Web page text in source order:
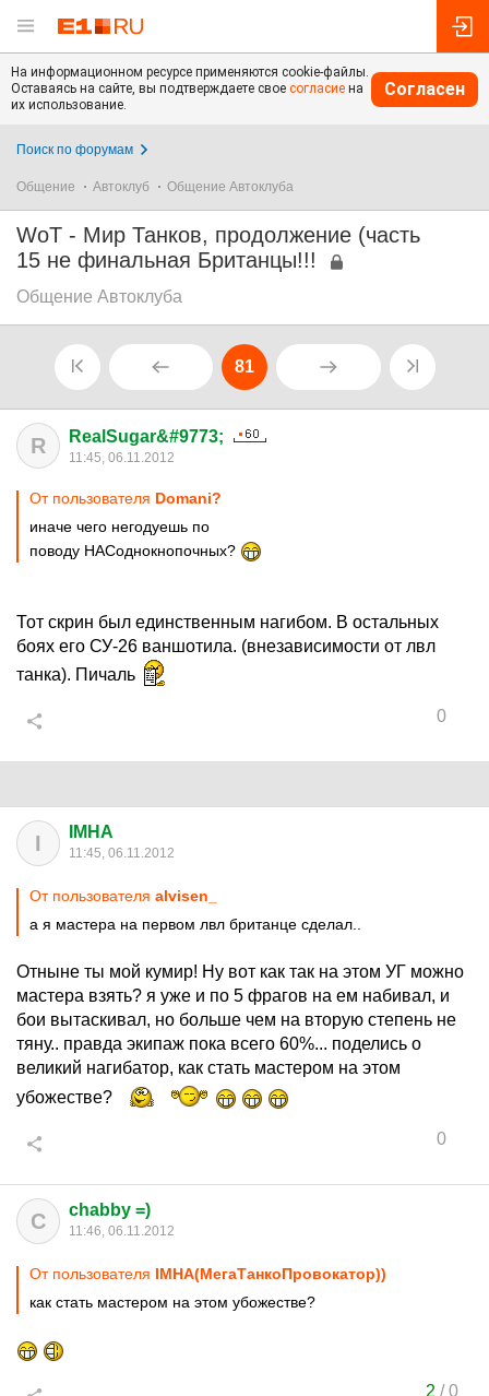
На информационном ресурсе применяются cookie-файлы.
Оставаясь на сайте, вы подтверждаете свое согласие на
их использование.
Согласен
Поиск по форумам
Общение Автоклуб Общение Автоклуба
WoT - Мир Танков, продолжение (часть
15 не финальная Британцы!!!
Общение Автоклуба
81
R RealSugar&#9773;
11:45, 06.11.2012
От пользователя Domani?
иначе чего негодуешь по
поводу НАСоднокнопочных?
Тот скрин был единственным нагибом. В остальных
боях его СУ-26 ваншотила. (внезависимости от лвл
танка). Пичаль
0
I IMHA
11:45, 06.11.2012
От пользователя alvisen_
а я мастера на первом лвл британце сделал..
Отныне ты мой кумир! Ну вот как так на этом УГ можно
мастера взять? я уже и по 5 фрагов на ем набивал, и
бои вытаскивал, но больше чем на вторую степень не
тяну.. правда экипаж пока всего 60%... поделись о
великий нагибатор, как стать мастером на этом
убожестве?
0
C chabby =)
11:46, 06.11.2012
От пользователя IMHA(МегаТанкоПровокатор))
как стать мастером на этом убожестве?
2 /0